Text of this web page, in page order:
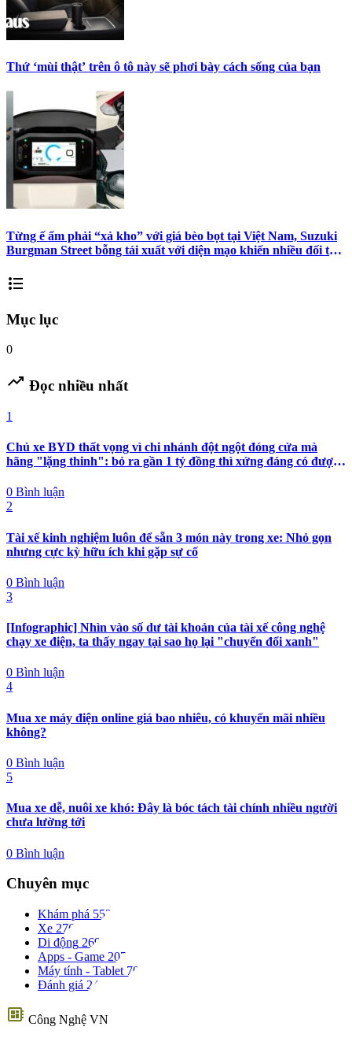
Thứ ‘mùi thật’ trên ô tô này sẽ phơi bày cách sống của bạn
Từng ế ẩm phải “xả kho” với giá bèo bọt tại Việt Nam, Suzuki
Burgman Street bỗng tái xuất với diện mạo khiến nhiều đối thủ
format_list_bulleted
Mục lục
0
trending_up Đọc nhiều nhất
1
Chủ xe BYD thất vọng vì chi nhánh đột ngột đóng cửa mà
hãng "lặng thinh": bỏ ra gần 1 tỷ đồng thì xứng đáng có được
0 Bình luận
2
Tài xế kinh nghiệm luôn để sẵn 3 món này trong xe: Nhỏ gọn
nhưng cực kỳ hữu ích khi gặp sự cố
0 Bình luận
3
[Infographic] Nhìn vào số dư tài khoản của tài xế công nghệ
chạy xe điện, ta thấy ngay tại sao họ lại "chuyển đổi xanh"
0 Bình luận
4
Mua xe máy điện online giá bao nhiêu, có khuyến mãi nhiều
không?
0 Bình luận
5
Mua xe dễ, nuôi xe khó: Đây là bóc tách tài chính nhiều người
chưa lường tới
0 Bình luận
Chuyên mục
Khám phá 552
Xe 276
Di động 269
Apps - Game 207
Máy tính - Tablet 70
Đánh giá 24
developer_board Công Nghệ VN